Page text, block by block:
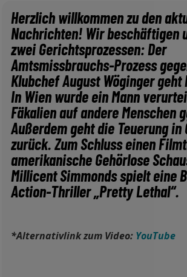
Herzlich willkommen zu den
Nachrichten! Wir beschäftigen
zwei Gerichtsprozessen: Der
Amtsmissbrauchs-Prozess
Klubchef August Wöginger
In Wien wurde ein Mann
Fäkalien auf andere Menschen
Außerdem geht die Teuerung
zurück. Zum Schluss einen
amerikanische Gehörlose
Millicent Simmonds spielt eine
Action-Thriller „Pretty Lethal“.
*Alternativlink zum Video: YouTube